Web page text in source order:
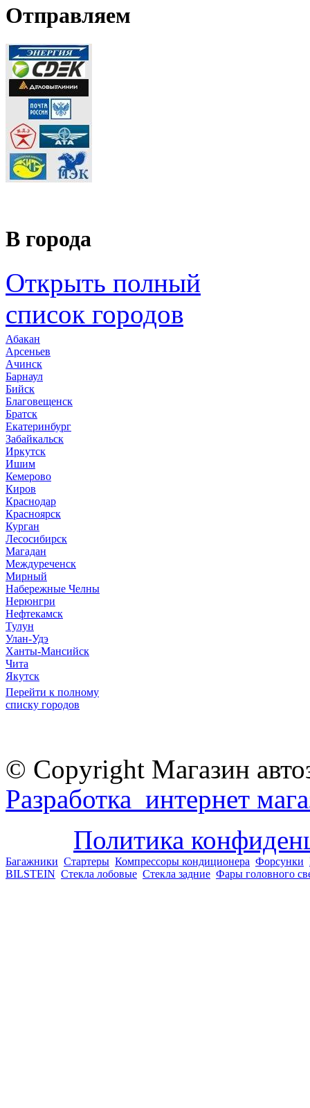
Отправляем
В города
Открыть полный
список городов
Абакан
Арсеньев
Ачинск
Барнаул
Бийск
Благовещенск
Братск
Екатеринбург
Забайкальск
Иркутск
Ишим
Кемерово
Киров
Краснодар
Красноярск
Курган
Лесосибирск
Магадан
Междуреченск
Мирный
Набережные Челны
Нерюнгри
Нефтекамск
Тулун
Улан-Удэ
Ханты-Мансийск
Чита
Якутск
Перейти к полному
списку городов
© Copyright Магазин
Разработка интернет
Политика
Багажники Стартеры Компрессоры кондиционера Форсунки
BILSTEIN Стекла лобовые Стекла задние Фары головного